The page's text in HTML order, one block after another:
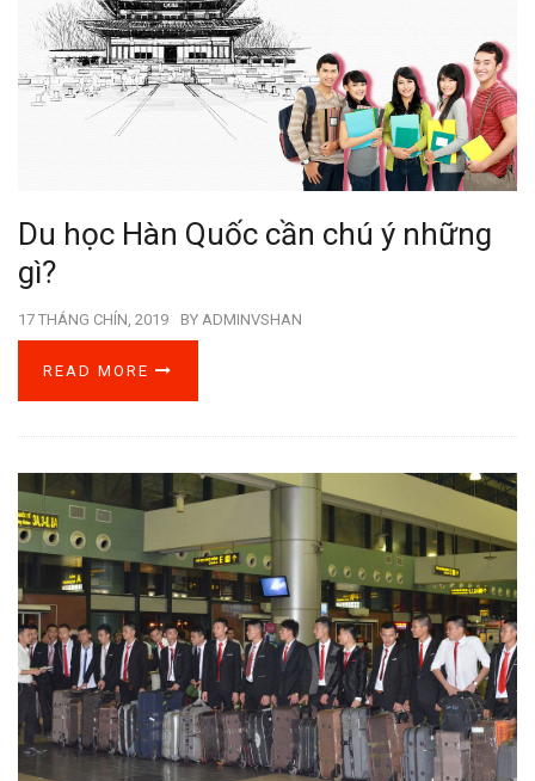
Du học Hàn Quốc cần chú ý những
gì?
17 THÁNG CHÍN, 2019 BY ADMINVSHAN
READ MORE